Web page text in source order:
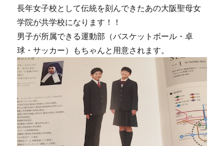
長年女子校として伝統を刻んできたあの大阪聖母女
学院が共学校になります！！
男子が所属できる運動部（バスケットボール・卓
球・サッカー）もちゃんと用意されます。